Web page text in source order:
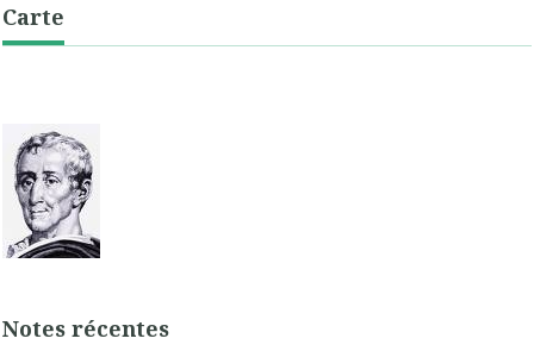
Carte
Notes récentes